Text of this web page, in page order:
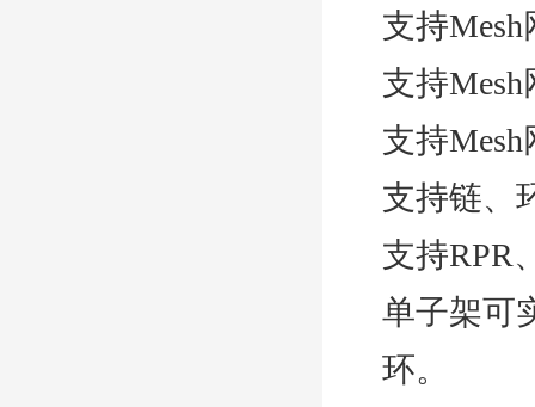
支持
支持
支持
支持链、
支持RPR
单子架可
环。